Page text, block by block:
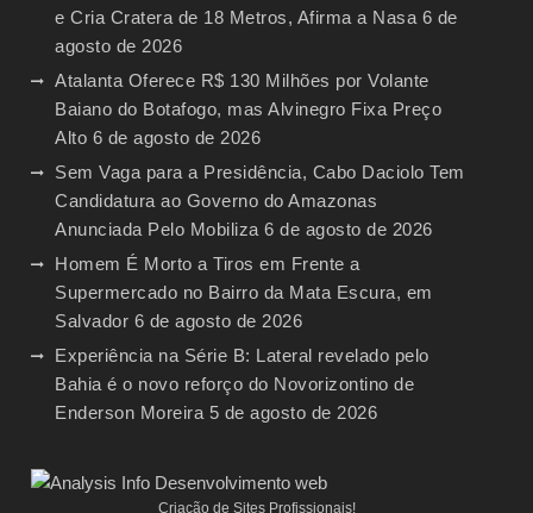
e Cria Cratera de 18 Metros, Afirma a Nasa 6 de
agosto de 2026
Atalanta Oferece R$ 130 Milhões por Volante
Baiano do Botafogo, mas Alvinegro Fixa Preço
Alto 6 de agosto de 2026
Sem Vaga para a Presidência, Cabo Daciolo Tem
Candidatura ao Governo do Amazonas
Anunciada Pelo Mobiliza 6 de agosto de 2026
Homem É Morto a Tiros em Frente a
Supermercado no Bairro da Mata Escura, em
Salvador 6 de agosto de 2026
Experiência na Série B: Lateral revelado pelo
Bahia é o novo reforço do Novorizontino de
Enderson Moreira 5 de agosto de 2026
Criação de Sites Profissionais!